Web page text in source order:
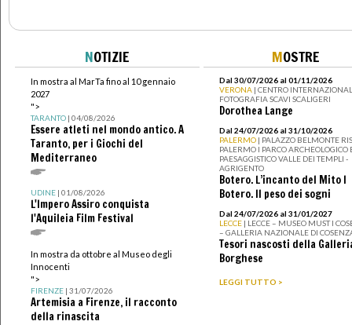
NOTIZIE
In mostra al MarTa fino al 10 gennaio
2027
">
TARANTO| 04/08/2026
Essere atleti nel mondo antico. A
Taranto, per i Giochi del
Mediterraneo
UDINE| 01/08/2026
L'Impero Assiro conquista
l'Aquileia Film Festival
In mostra da ottobre al Museo degli
Innocenti
">
FIRENZE| 31/07/2026
Artemisia a Firenze, il racconto
della rinascita
MOSTRE
Dal 30/07/2026 al 01/11/2026
VERONA | CENTRO
FOTOGRAFIA SCAVI SCALIGERI
Dorothea Lange
Dal 24/07/2026 al 31/10/2026
PALERMO | PALAZZO BELMONTE
PALERMO I PARCO ARCHEOLOGICO
PAESAGGISTICO VALLE DEI TEMPLI -
AGRIGENTO
Botero. L’incanto del Mito I
Botero. Il peso dei sogni
Dal 24/07/2026 al 31/01/2027
LECCE | LECCE – MUSEO MUST I
– GALLERIA NAZIONALE DI
Tesori nascosti della
Borghese
LEGGI TUTTO >